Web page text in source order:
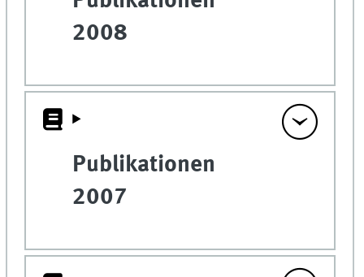
2008
Publikationen
2007